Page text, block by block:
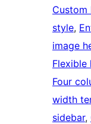
Custom
style,
image
Flexible
Four
width
sidebar,